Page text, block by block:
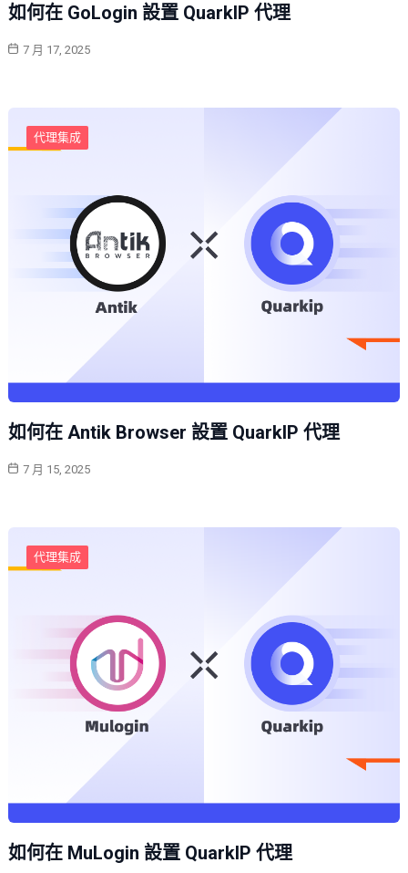
如何在 GoLogin 設置 QuarkIP 代理
7 月 17, 2025
代理集成
如何在 Antik Browser 設置 QuarkIP 代理
7 月 15, 2025
代理集成
如何在 MuLogin 設置 QuarkIP 代理